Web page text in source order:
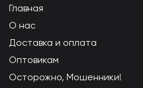
Главная
О нас
Доставка и оплата
Оптовикам
Осторожно, Мошенники!